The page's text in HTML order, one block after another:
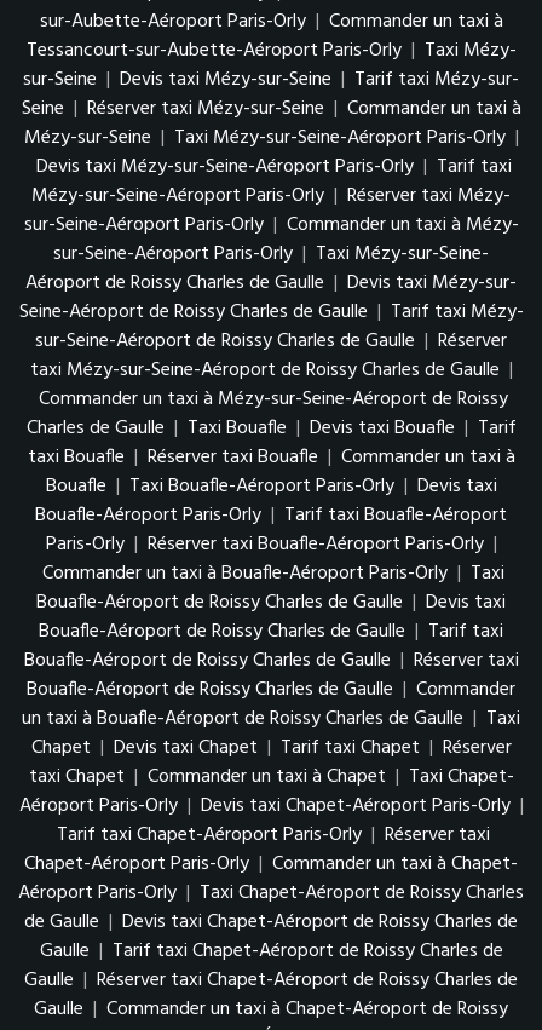
sur-Aubette-Aéroport Paris-Orly | Commander un taxi à
Tessancourt-sur-Aubette-Aéroport Paris-Orly | Taxi Mézy-
sur-Seine | Devis taxi Mézy-sur-Seine | Tarif taxi Mézy-sur-
Seine | Réserver taxi Mézy-sur-Seine | Commander un taxi à
Mézy-sur-Seine | Taxi Mézy-sur-Seine-Aéroport Paris-Orly |
Devis taxi Mézy-sur-Seine-Aéroport Paris-Orly | Tarif taxi
Mézy-sur-Seine-Aéroport Paris-Orly | Réserver taxi Mézy-
sur-Seine-Aéroport Paris-Orly | Commander un taxi à Mézy-
sur-Seine-Aéroport Paris-Orly | Taxi Mézy-sur-Seine-
Aéroport de Roissy Charles de Gaulle | Devis taxi Mézy-sur-
Seine-Aéroport de Roissy Charles de Gaulle | Tarif taxi Mézy-
sur-Seine-Aéroport de Roissy Charles de Gaulle | Réserver
taxi Mézy-sur-Seine-Aéroport de Roissy Charles de Gaulle |
Commander un taxi à Mézy-sur-Seine-Aéroport de Roissy
Charles de Gaulle | Taxi Bouafle | Devis taxi Bouafle | Tarif
taxi Bouafle | Réserver taxi Bouafle | Commander un taxi à
Bouafle | Taxi Bouafle-Aéroport Paris-Orly | Devis taxi
Bouafle-Aéroport Paris-Orly | Tarif taxi Bouafle-Aéroport
Paris-Orly | Réserver taxi Bouafle-Aéroport Paris-Orly |
Commander un taxi à Bouafle-Aéroport Paris-Orly | Taxi
Bouafle-Aéroport de Roissy Charles de Gaulle | Devis taxi
Bouafle-Aéroport de Roissy Charles de Gaulle | Tarif taxi
Bouafle-Aéroport de Roissy Charles de Gaulle | Réserver taxi
Bouafle-Aéroport de Roissy Charles de Gaulle | Commander
un taxi à Bouafle-Aéroport de Roissy Charles de Gaulle | Taxi
Chapet | Devis taxi Chapet | Tarif taxi Chapet | Réserver
taxi Chapet | Commander un taxi à Chapet | Taxi Chapet-
Aéroport Paris-Orly | Devis taxi Chapet-Aéroport Paris-Orly |
Tarif taxi Chapet-Aéroport Paris-Orly | Réserver taxi
Chapet-Aéroport Paris-Orly | Commander un taxi à Chapet-
Aéroport Paris-Orly | Taxi Chapet-Aéroport de Roissy Charles
de Gaulle | Devis taxi Chapet-Aéroport de Roissy Charles de
Gaulle | Tarif taxi Chapet-Aéroport de Roissy Charles de
Gaulle | Réserver taxi Chapet-Aéroport de Roissy Charles de
Gaulle | Commander un taxi à Chapet-Aéroport de Roissy